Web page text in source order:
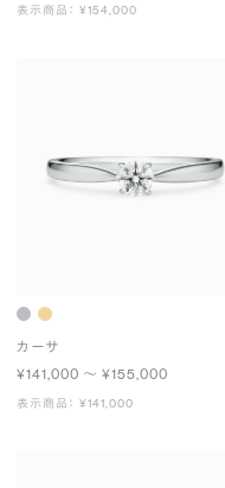
表示商品： ¥154,000
カーサ
¥141,000 〜 ¥155,000
表示商品： ¥141,000